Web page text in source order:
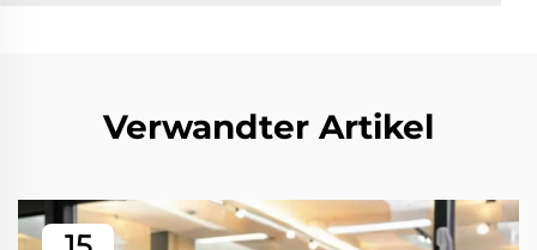
Verwandter Artikel